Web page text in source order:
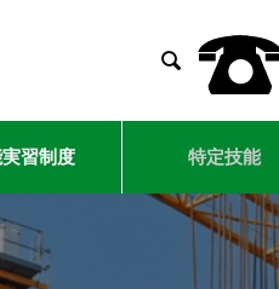

習制度 特定技能